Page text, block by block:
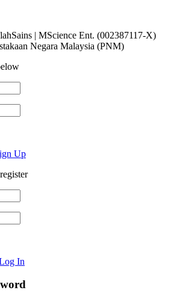
| MScience Ent. (002387117-X)
Negara Malaysia (PNM)
Up
In